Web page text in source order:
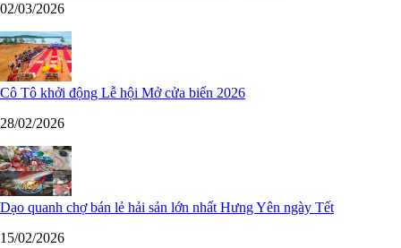
02/03/2026
Cô Tô khởi động Lễ hội Mở cửa biển 2026
28/02/2026
Dạo quanh chợ bán lẻ hải sản lớn nhất Hưng Yên ngày Tết
15/02/2026